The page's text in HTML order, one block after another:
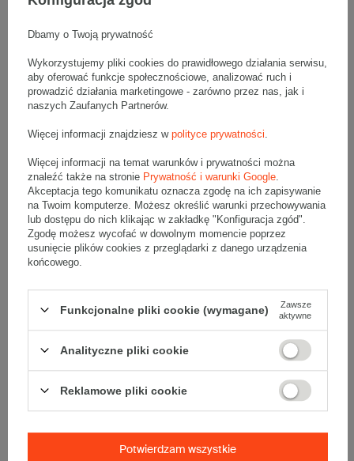
wysokość)
Wymiary:
• zewnętrzne:1000x400x700 mm
• pojemność:257 l
Materiał :
• tektura falista: 5-warstwowa
• fala:BC
• gramatura: 630 g/m2
• kolor: Szary
Dodatkowe:
Maksymalna waga paczki -31,5kg
Maksymalna ilość w jednej przesyłce -
tolerancja może być większa ze względu na grubość tektury).
Dbamy o Twoją prywatność
Wykorzystujemy pliki cookies do prawidłowego działania serwisu,
aby oferować funkcje społecznościowe, analizować ruch i
prowadzić działania marketingowe - zarówno przez nas, jak i
naszych Zaufanych Partnerów.
Więcej informacji znajdziesz w polityce prywatności
Więcej informacji na temat warunków i prywatności można
znaleźć także na stronie Prywatność i warunki Google
Akceptacja tego komunikatu oznacza zgodę na ich zapisywanie
na Twoim komputerze. Możesz określić warunki przechowywania
lub dostępu do nich klikając w zakładkę "Konfiguracja zgód".
Zgodę możesz wycofać w dowolnym momencie poprzez
usunięcie plików cookies z przeglądarki z danego urządzenia
końcowego.
Funkcjonalne pliki cookie (wymagane)
Zawsze
aktywne
Analityczne pliki cookie
Reklamowe pliki cookie
Potwierdzam wszystkie